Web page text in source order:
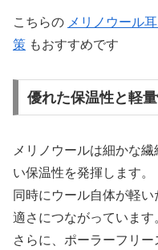
こちらの メリノウール
策 もおすすめです
優れた保温性と軽
メリノウールは細かな
い保温性を発揮します。
同時にウール自体が軽
適さにつながっています
さらに、ポーラーフリ